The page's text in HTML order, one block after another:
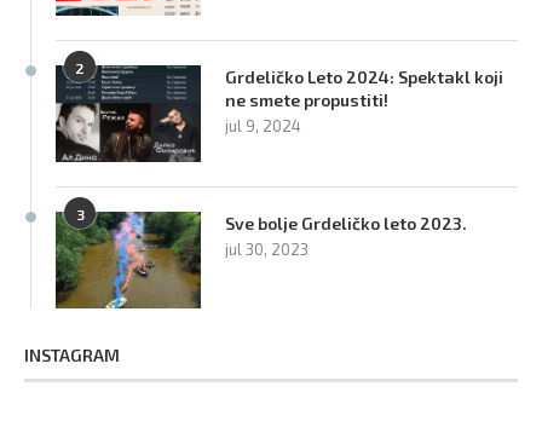
2
Grdeličko Leto 2024: Spektakl koji
ne smete propustiti!
jul 9, 2024
3 Sve bolje Grdeličko leto 2023.
jul 30, 2023
INSTAGRAM